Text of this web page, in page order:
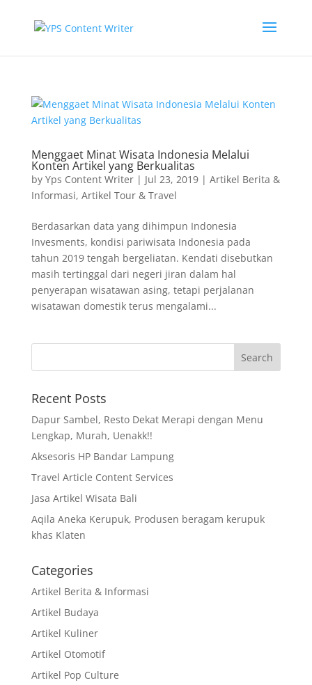
Menggaet Minat Wisata Indonesia Melalui
Konten Artikel yang Berkualitas
by Yps Content Writer| Jul 23, 2019| Artikel Berita &
Informasi, Artikel Tour & Travel
Berdasarkan data yang dihimpun Indonesia
Invesments, kondisi pariwisata Indonesia pada
tahun 2019 tengah bergeliatan. Kendati disebutkan
masih tertinggal dari negeri jiran dalam hal
penyerapan wisatawan asing, tetapi perjalanan
wisatawan domestik terus mengalami...
Recent Posts
Dapur Sambel, Resto Dekat Merapi dengan Menu
Lengkap, Murah, Uenakk!!
Aksesoris HP Bandar Lampung
Travel Article Content Services
Jasa Artikel Wisata Bali
Aqila Aneka Kerupuk, Produsen beragam kerupuk
khas Klaten
Categories
Artikel Berita & Informasi
Artikel Budaya
Artikel Kuliner
Artikel Otomotif
Artikel Pop Culture